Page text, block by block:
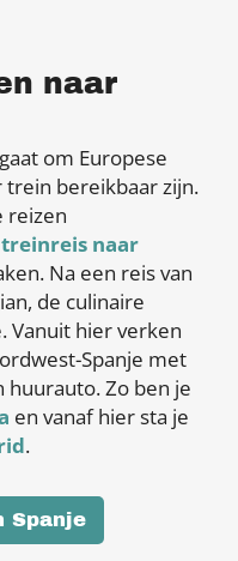
naar
om Europese
bereikbaar zijn.
reizen
treinreis naar
Na een reis van
de culinaire
Vanuit hier verken
Spanje met
Zo ben je
en vanaf hier sta je
.
Spanje